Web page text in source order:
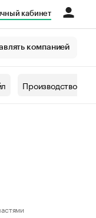
кабинет
компанией
Производство